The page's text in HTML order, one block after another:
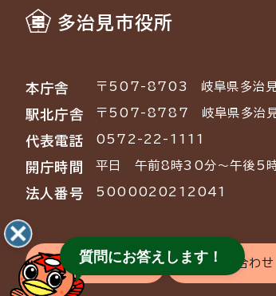
多治見市役所
本庁舎 〒507-8703 岐阜県多治
駅北庁舎 〒507-8787 岐阜県多治
代表電話 0572-22-1111
開庁時間 平日 午前8時30分～午後5
法人番号 5000020212041
交通アクセス お問い合わせ
質問にお答えします！